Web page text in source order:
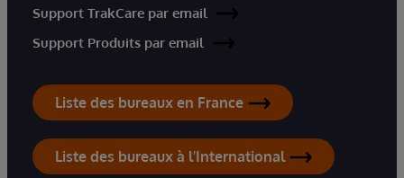
Support TrakCare par email
Support Produits par email
Liste des bureaux en France
Liste des bureaux à l'International